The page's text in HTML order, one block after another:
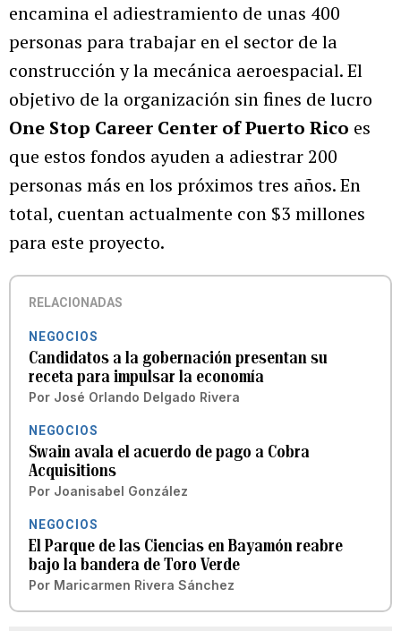
encamina el adiestramiento de unas 400
personas para trabajar en el sector de la
construcción y la mecánica aeroespacial. El
objetivo de la organización sin fines de lucro
One Stop Career Center of Puerto Rico es
que estos fondos ayuden a adiestrar 200
personas más en los próximos tres años. En
total, cuentan actualmente con $3 millones
para este proyecto.
RELACIONADAS
NEGOCIOS
Candidatos a la gobernación presentan su
receta para impulsar la economía
Por José Orlando Delgado Rivera
NEGOCIOS
Swain avala el acuerdo de pago a Cobra
Acquisitions
Por Joanisabel González
NEGOCIOS
El Parque de las Ciencias en Bayamón reabre
bajo la bandera de Toro Verde
Por Maricarmen Rivera Sánchez